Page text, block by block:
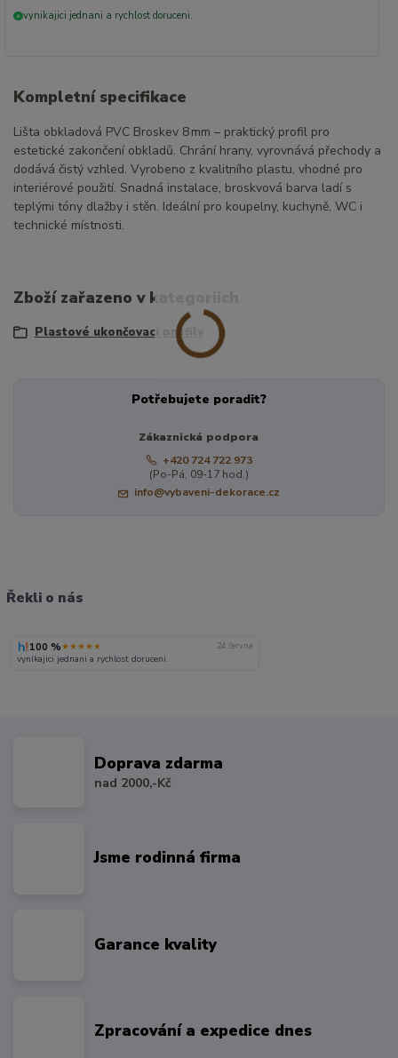
+ vynikajici jednani a rychlost doruceni.
Kompletní specifikace
Lišta obkladová PVC Broskev 8 mm – praktický profil pro
estetické zakončení obkladů. Chrání hrany, vyrovnává přechody a
dodává čistý vzhled. Vyrobeno z kvalitního plastu, vhodné pro
interiérové použití. Snadná instalace, broskvová barva ladí s
teplými tóny dlažby i stěn. Ideální pro koupelny, kuchyně, WC i
technické místnosti.
Zboží zařazeno v kategoriích
Plastové ukončovací profily
Potřebujete poradit?
Zákaznická podpora
+420 724 722 973
(Po-Pá, 09-17 hod.)
info@vybaveni-dekorace.cz
Řekli o nás
100 %★★★★★ 24. června
vynikajici jednani a rychlost doruceni.
Doprava zdarma
nad 2000,-Kč
Jsme rodinná firma
Garance kvality
Zpracování a expedice dnes